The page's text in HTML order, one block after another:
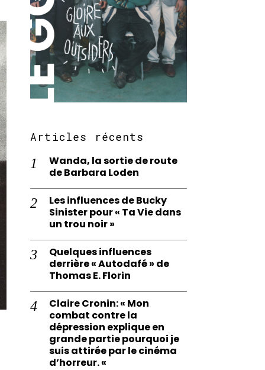
Articles récents
Wanda, la sortie de route
de Barbara Loden
Les influences de Bucky
Sinister pour « Ta Vie dans
un trou noir »
Quelques influences
derrière « Autodafé » de
Thomas E. Florin
Claire Cronin: « Mon
combat contre la
dépression explique en
grande partie pourquoi je
suis attirée par le cinéma
d’horreur. «